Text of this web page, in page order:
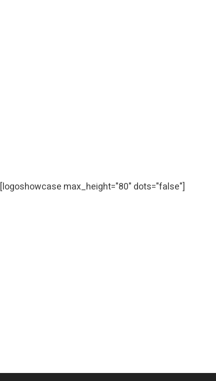
[logoshowcase max_height="80" dots="false"]